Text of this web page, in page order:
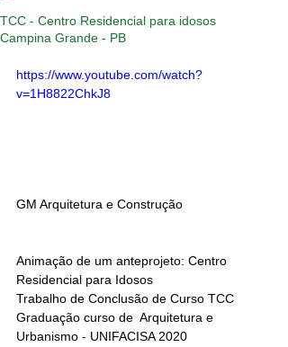
TCC - Centro Residencial para idosos
Campina Grande - PB
https://www.youtube.com/watch?
v=1H8822ChkJ8
GM Arquitetura e Construção
Animação de um anteprojeto: Centro
Residencial para Idosos
Trabalho de Conclusão de Curso TCC
Graduação curso de  Arquitetura e
Urbanismo - UNIFACISA 2020